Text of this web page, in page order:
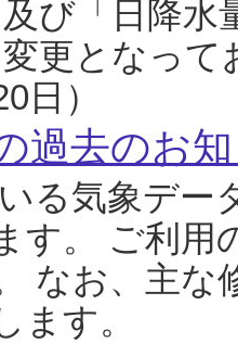
び「日降
更となっ
日）
過去のお
る気象デー
す。 ご利用
なお、主な
ます。